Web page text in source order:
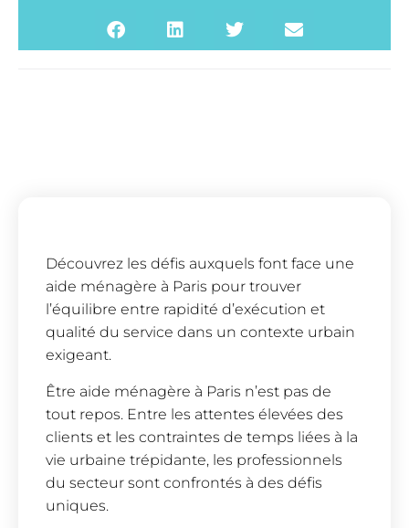
Découvrez les défis auxquels font face une
aide ménagère à Paris pour trouver
l’équilibre entre rapidité d’exécution et
qualité du service dans un contexte urbain
exigeant.
Être aide ménagère à Paris n’est pas de
tout repos. Entre les attentes élevées des
clients et les contraintes de temps liées à la
vie urbaine trépidante, les professionnels
du secteur sont confrontés à des défis
uniques.